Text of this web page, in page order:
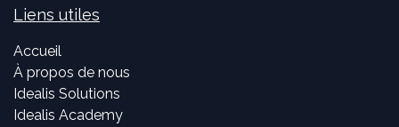
Liens utiles
Accueil
À propos de nous
Idealis Solutions
Idealis Academy